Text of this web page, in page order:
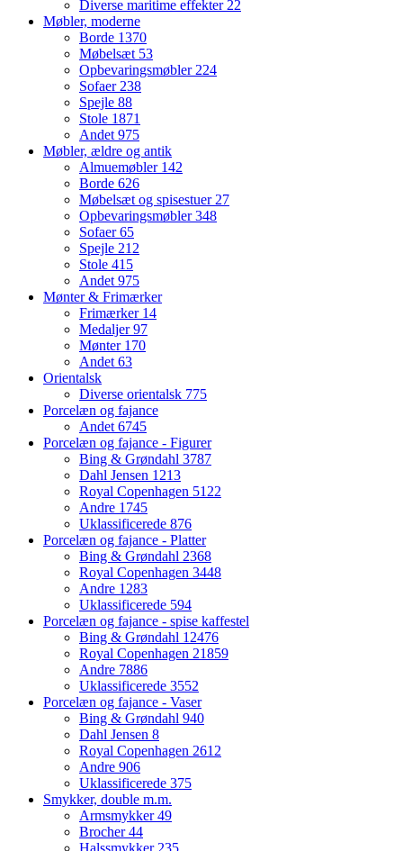
Diverse maritime effekter 22
Møbler, moderne
Borde 1370
Møbelsæt 53
Opbevaringsmøbler 224
Sofaer 238
Spejle 88
Stole 1871
Andet 975
Møbler, ældre og antik
Almuemøbler 142
Borde 626
Møbelsæt og spisestuer 27
Opbevaringsmøbler348
Sofaer65
Spejle 212
Stole 415
Andet 975
Mønter & Frimærker
Frimærker 14
Medaljer97
Mønter 170
Andet 63
Orientalsk
Diverse orientalsk 775
Porcelæn og fajance
Andet 6745
Porcelæn og fajance - Figurer
Bing & Grøndahl 3787
Dahl Jensen 1213
Royal Copenhagen 5122
Andre 1745
Uklassificerede 876
Porcelæn og fajance - Platter
Bing & Grøndahl 2368
Royal Copenhagen 3448
Andre 1283
Uklassificerede 594
Porcelæn og fajance - spise kaffestel
Bing & Grøndahl 12476
Royal Copenhagen 21859
Andre 7886
Uklassificerede 3552
Porcelæn og fajance - Vaser
Bing & Grøndahl 940
Dahl Jensen 8
Royal Copenhagen 2612
Andre 906
Uklassificerede 375
Smykker, double m.m.
Armsmykker49
Brocher44